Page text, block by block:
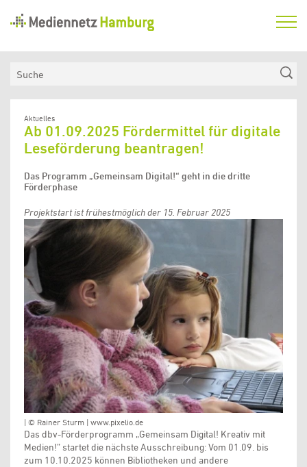
Hamburg
Aktuelles
Medienkompetenzfonds
Verein
Aktuelles
Ab 01.09.2025 Fördermittel für digitale
Leseförderung beantragen!
Das Programm „Gemeinsam Digital!“ geht in die dritte
Förderphase
Projektstart ist frühestmöglich der 15. Februar 2025
Das dbv-Förderprogramm „Gemeinsam Digital! Kreativ mit
Medien!” startet die nächste Ausschreibung: Vom 01.09. bis
zum 10.10.2025 können Bibliotheken und andere
| © Rainer Sturm | www.pixelio.de